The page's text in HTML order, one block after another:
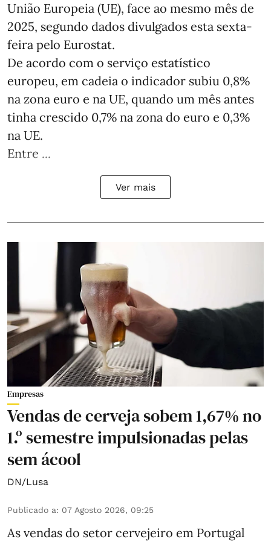
União Europeia (UE), face ao mesmo mês de
2025, segundo dados divulgados esta sexta-
feira pelo Eurostat.
De acordo com o serviço estatístico
europeu, em cadeia o indicador subiu 0,8%
na zona euro e na UE, quando um mês antes
tinha crescido 0,7% na zona do euro e 0,3%
na UE.
Entre ...
Ver mais
Empresas
Vendas de cerveja sobem 1,67% no
1.º semestre impulsionadas pelas
sem ácool
DN/Lusa
Publicado a: 07 Agosto 2026, 09:25
As vendas do setor cervejeiro em Portugal